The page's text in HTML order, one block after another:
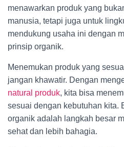
menawarkan produk yang
manusia, tetapi juga untuk
mendukung usaha ini dengan
prinsip organik.
Menemukan produk yang
jangan khawatir. Dengan
natural produk, kita bisa
sesuai dengan kebutuhan kita.
organik adalah langkah besar
sehat dan lebih bahagia.